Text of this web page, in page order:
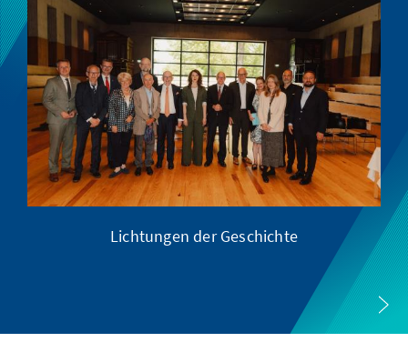
Lichtungen der Geschichte